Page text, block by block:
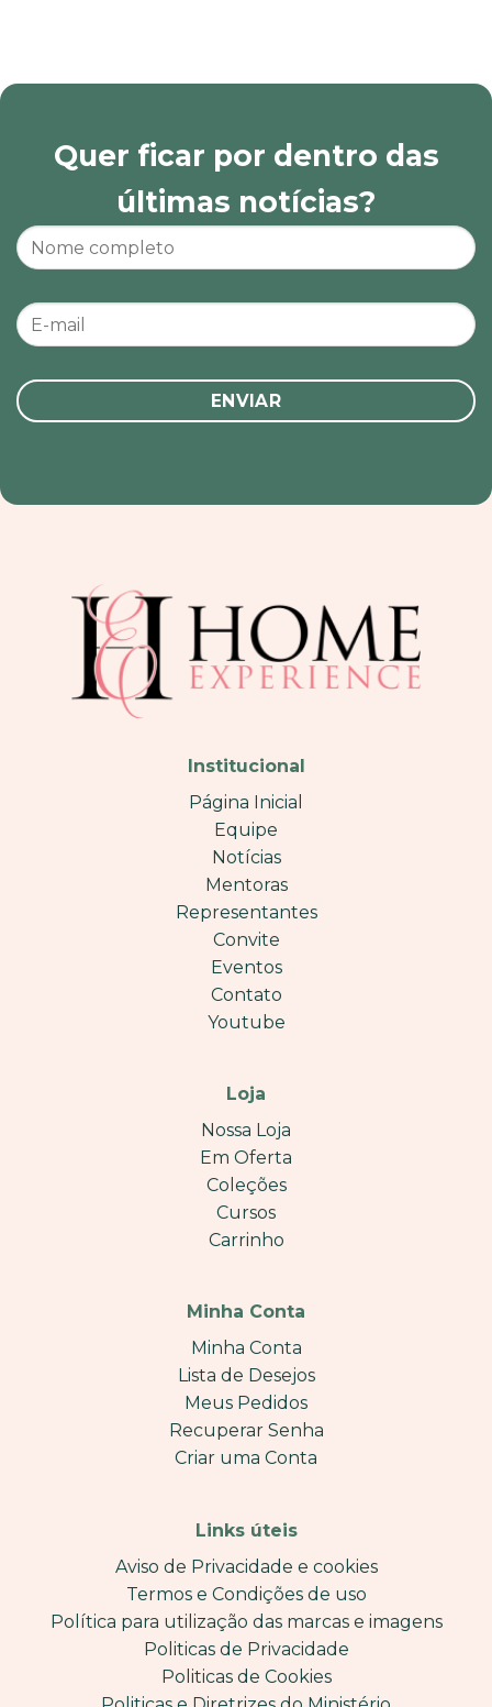
Quer ficar por dentro das
últimas notícias?
Institucional
Página Inicial
Equipe
Notícias
Mentoras
Representantes
Convite
Eventos
Contato
Youtube
Loja
Nossa Loja
Em Oferta
Coleções
Cursos
Carrinho
Minha Conta
Minha Conta
Lista de Desejos
Meus Pedidos
Recuperar Senha
Criar uma Conta
Links úteis
Aviso de Privacidade e cookies
Termos e Condições de uso
Política para utilização das marcas e imagens
Politicas de Privacidade
Politicas de Cookies